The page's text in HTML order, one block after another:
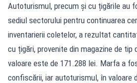
Autoturismul, precum și cu țigările au
sediul sectorului pentru continuarea
inventarierii coletelor, a rezultat
cu țigări, provenite din magazine de tip
valoare este de 171.288 lei. Marfa a
confiscării, iar autoturismul, în valoare